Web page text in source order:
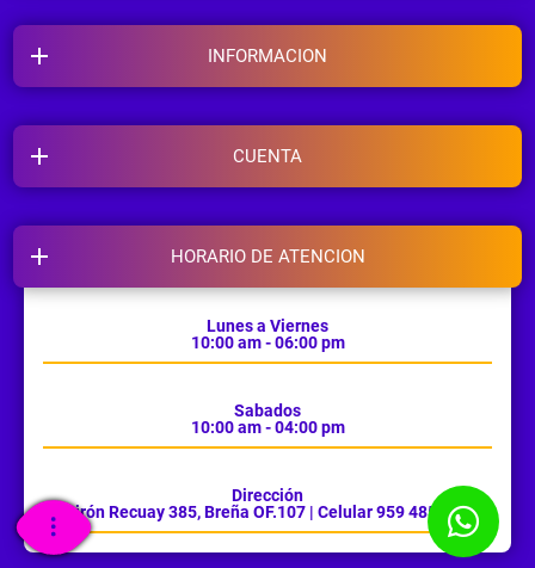
INFORMACION
HORARIO DE ATENCION
Lunes a Viernes
10:00 am - 06:00 pm
Sabados
10:00 am - 04:00 pm
Dirección
Jirón Recuay 385, Breña OF.107 | Celular 959 485 385
CUENTA